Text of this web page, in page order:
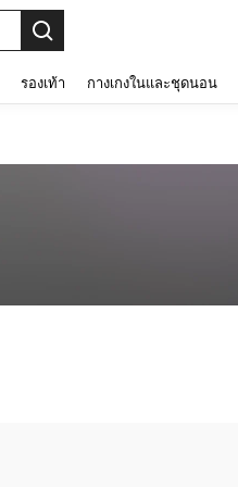
รองเท้า กางเกงในและชุดนอน